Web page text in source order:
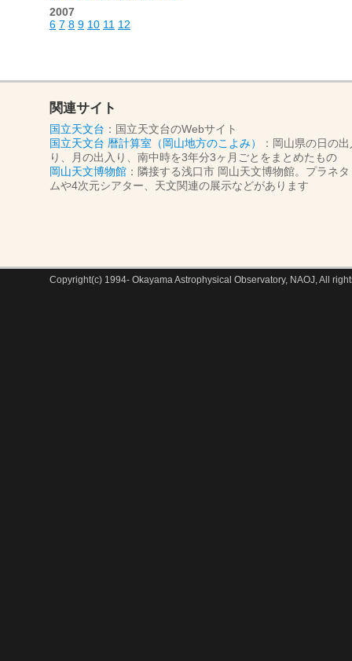
2007
6 7 8 9 10 11 12
関連サイト
国立天文台 ：国立天文台のWebサイト
国立天文台 暦計算室（岡山地方のこよみ）
：岡山県の日の
り、月の出入り、南中時を3年分3ヶ月ごとをまとめたもの
岡山天文博物館 ：隣接する浅口市 岡山天文博物館。プラネタ
ムや4次元シアター、天文関連の展示などがあります
Copyright(c) 1994- Okayama Astrophysical Observatory, NAOJ, All